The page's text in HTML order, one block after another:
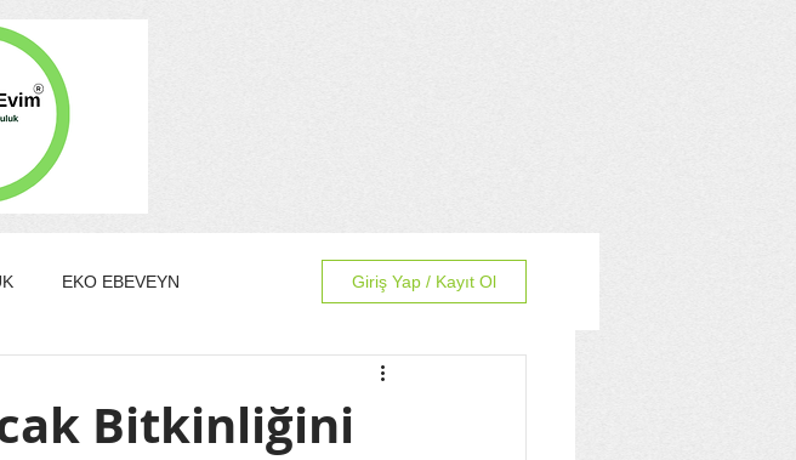
EKO EBEVEYN Giriş Yap / Kayıt Ol
Bitkinliğini